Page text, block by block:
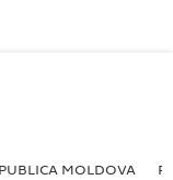
MOLDOVA